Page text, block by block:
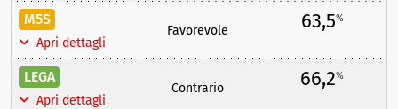
M5S
Apri dettagli
Favorevole 63,5%
LEGA
Apri dettagli
Contrario 66,2%